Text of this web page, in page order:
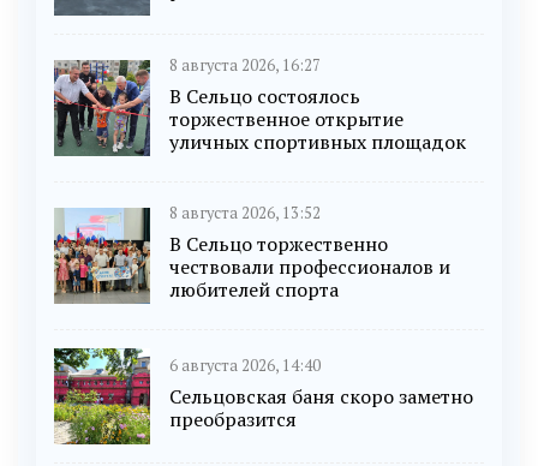
8 августа 2026, 16:27
В Сельцо состоялось
торжественное открытие
уличных спортивных площадок
8 августа 2026, 13:52
В Сельцо торжественно
чествовали профессионалов и
любителей спорта
6 августа 2026, 14:40
Сельцовская баня скоро заметно
преобразится